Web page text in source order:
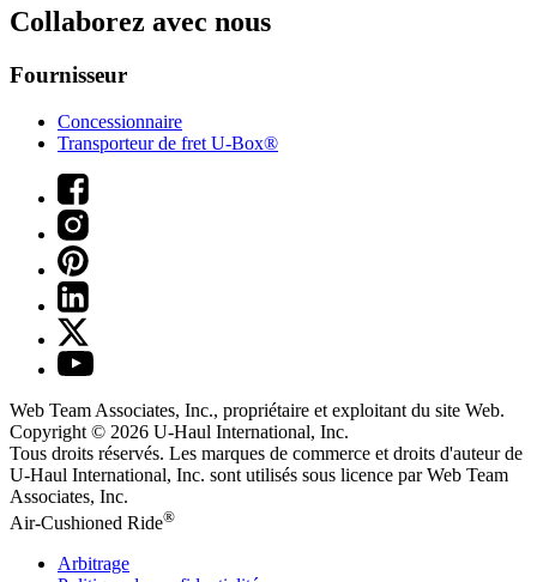
Collaborez avec nous
Fournisseur
Concessionnaire
Transporteur de fret U-Box®
Web Team Associates, Inc., propriétaire et exploitant du site Web.
Copyright © 2026 U-Haul International, Inc.
Tous droits réservés. Les marques de commerce et droits d'auteur de
U-Haul International, Inc. sont utilisés sous licence par Web Team
Associates, Inc.
Air-Cushioned Ride®
Arbitrage